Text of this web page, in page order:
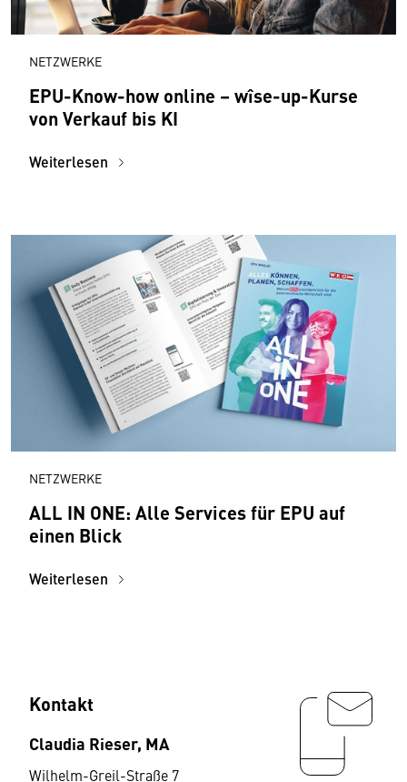
NETZWERKE
EPU-Know-how online – wîse-up-Kurse
von Verkauf bis KI
Weiterlesen
NETZWERKE
ALL IN ONE: Alle Services für EPU auf
einen Blick
Weiterlesen
Kontakt
Claudia Rieser, MA
Wilhelm-Greil-Straße 7